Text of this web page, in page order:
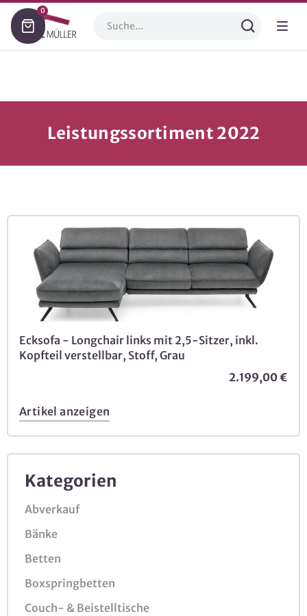
0
Leistungssortiment 2022
Kategorien
Abverkauf
Bänke
Betten
Boxspringbetten
Couch- & Beistelltische
Ecksofa - Longchair links mit 2,5-Sitzer, inkl.
Kopfteil verstellbar, Stoff, Grau
2.199,00 €
Artikel anzeigen